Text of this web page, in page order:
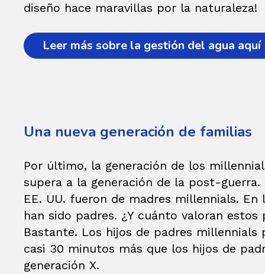
diseño hace maravillas por la naturaleza!
Leer más sobre la gestión del agua aquí
Una nueva generación de familias
Por último, la generación de los
supera a la generación de la post-
EE. UU. fueron de madres millennials.
han sido padres. ¿Y cuánto valoran
Bastante. Los hijos de padres millennials
casi 30 minutos más que los hijos de
generación X.